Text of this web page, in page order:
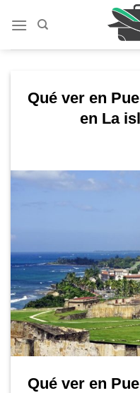
Qué ver en
en La
Qué ver en